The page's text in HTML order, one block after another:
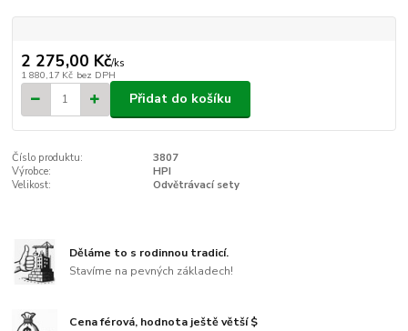
2 275,00 Kč/ks
1 880,17 Kč bez DPH
Přidat do košíku
Číslo produktu:
3807
Výrobce:
HPI
Velikost:
Odvětrávací sety
Děláme to s rodinnou tradicí.
Stavíme na pevných základech!
Cena férová, hodnota ještě větší $